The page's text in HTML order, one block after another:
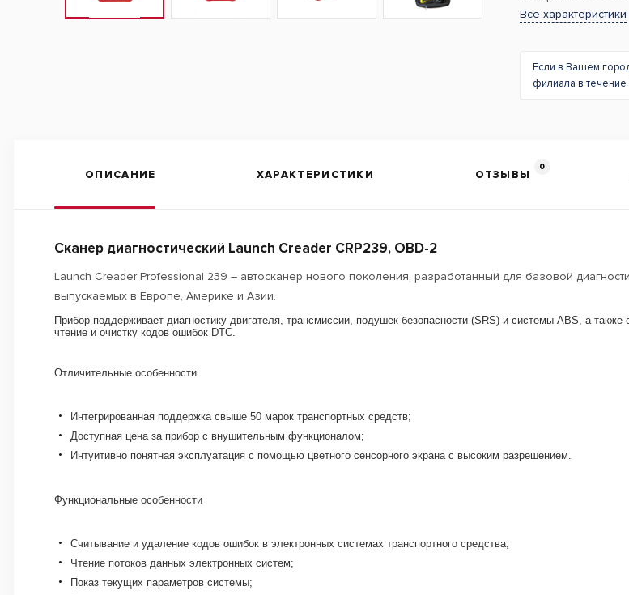
Все характеристики
Если в Вашем
филиала в
ОПИСАНИЕ ХАРАКТЕРИСТИКИ ОТЗЫВЫ
0
Сканер диагностический Launch Creader CRP239, OBD-2
Launch Creader Professional 239 – автосканер нового поколения, разработанный для базовой
выпускаемых в Европе, Америке и Азии.
Прибор поддерживает диагностику двигателя, трансмиссии, подушек безопасности (SRS) и системы ABS, а
чтение и очистку кодов ошибок DTC.
Отличительные особенности
Интегрированная поддержка свыше 50 марок транспортных средств;
Доступная цена за прибор с внушительным функционалом;
Интуитивно понятная эксплуатация с помощью цветного сенсорного экрана с высоким разрешением.
Функциональные особенности
Считывание и удаление кодов ошибок в электронных системах транспортного средства;
Чтение потоков данных электронных систем;
Показ текущих параметров системы;